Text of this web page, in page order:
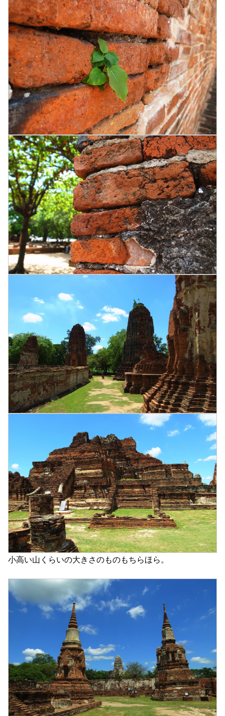
小高い山くらいの大きさのものもちらほら。